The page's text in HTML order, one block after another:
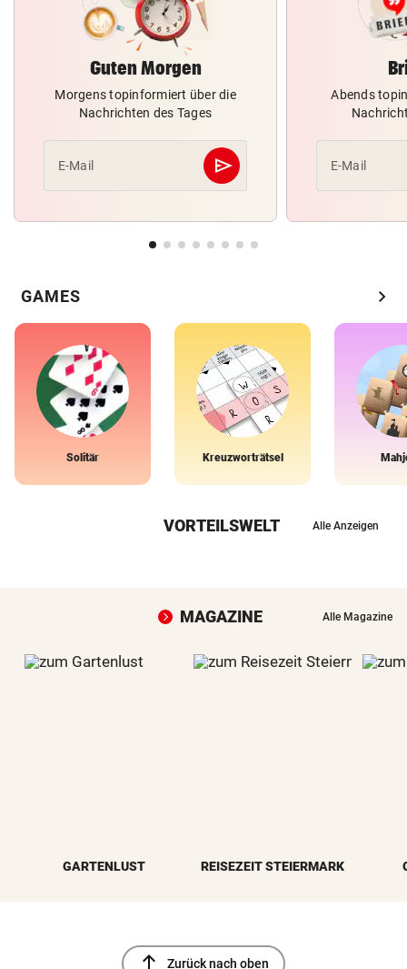
Guten Morgen
Morgens topinformiert über die
Nachrichten des Tages
E-Mail send
Abschicken
Abends
E-Mail
GAMES chevron_right
Solitär Kreuzworträtsel
VORTEILSWELT Alle Anzeigen
MAGAZINE Alle Magazine
GARTENLUST REISEZEIT STEIERMARK
north Zurück nach oben